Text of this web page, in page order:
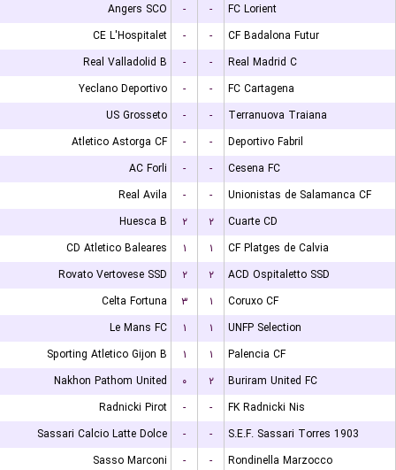
Angers SCO
- -
FC Lorient
CE L'Hospitalet
- -
CF Badalona Futur
Real Valladolid B
- -
Real Madrid C
Yeclano Deportivo
- -
FC Cartagena
US Grosseto
- -
Terranuova Traiana
Atletico Astorga CF
- -
Deportivo Fabril
AC Forli
- -
Cesena FC
Real Avila
- -
Unionistas de Salamanca CF
Huesca B
۲ ۲
Cuarte CD
CD Atletico Baleares
۱ ۱
CF Platges de Calvia
Rovato Vertovese SSD
۲ ۲
ACD Ospitaletto SSD
Celta Fortuna
۳ ۱
Coruxo CF
Le Mans FC
۱ ۱
UNFP Selection
Sporting Atletico Gijon B
۱ ۱
Palencia CF
Nakhon Pathom United
۰ ۲
Buriram United FC
Radnicki Pirot
- -
FK Radnicki Nis
Sassari Calcio Latte Dolce
- -
S.E.F. Sassari Torres 1903
Sasso Marconi
- -
Rondinella Marzocco